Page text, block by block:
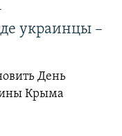
украинцы –
День
Крыма